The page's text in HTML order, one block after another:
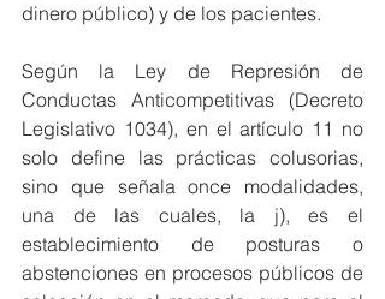
dinero público) y de los pacientes.
Según la Ley de Represión de
Conductas Anticompetitivas (Decreto
Legislativo 1034), en el artículo 11 no
solo define las prácticas colusorias,
sino que señala once modalidades,
una de las cuales, la j), es el
establecimiento de posturas o
abstenciones en procesos públicos de